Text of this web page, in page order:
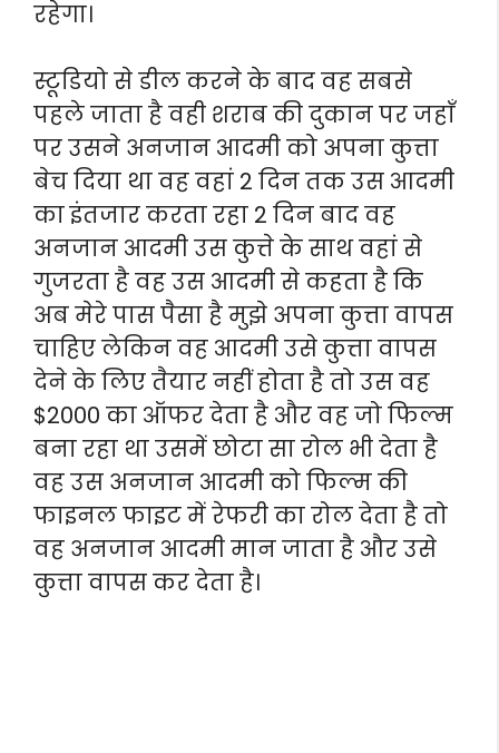
रहेगा।
स्टूडियो से डील करने के बाद वह सबसे
पहले जाता है वही शराब की दुकान पर जहाँ
पर उसने अनजान आदमी को अपना कुत्ता
बेच दिया था वह वहां 2 दिन तक उस आदमी
का इंतजार करता रहा 2 दिन बाद वह
अनजान आदमी उस कुत्ते के साथ वहां से
गुजरता है वह उस आदमी से कहता है कि
अब मेरे पास पैसा है मुझे अपना कुत्ता वापस
चाहिए लेकिन वह आदमी उसे कुत्ता वापस
देने के लिए तैयार नहीं होता है तो उस वह
$2000 का ऑफर देता है और वह जो फिल्म
बना रहा था उसमें छोटा सा रोल भी देता है
वह उस अनजान आदमी को फिल्म की
फाइनल फाइट में रेफरी का रोल देता है तो
वह अनजान आदमी मान जाता है और उसे
कुत्ता वापस कर देता है।